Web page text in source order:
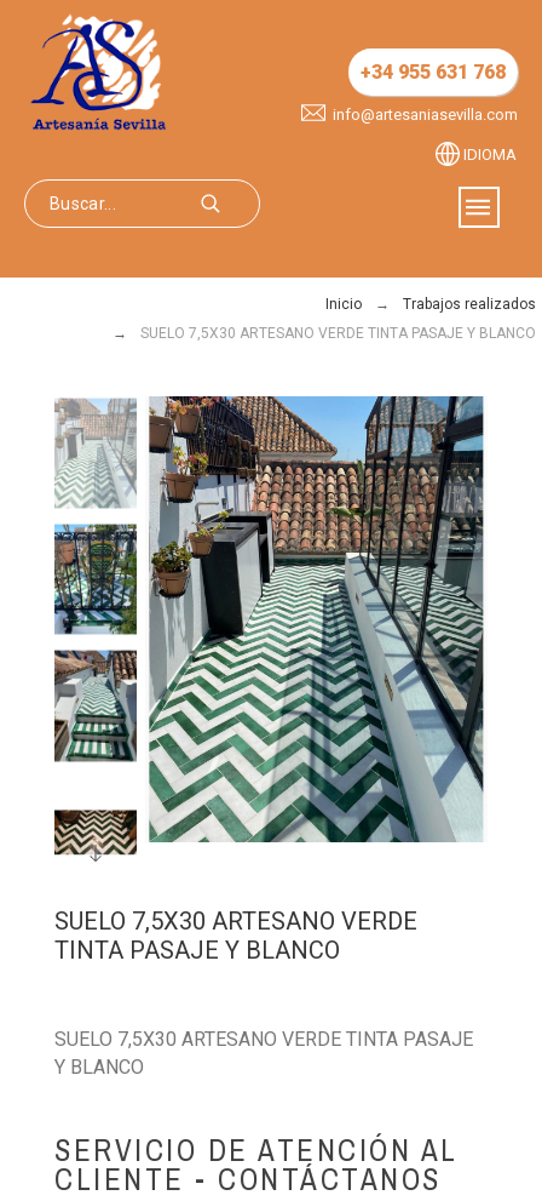
+34 955 631 768
info@artesaniasevilla.com
IDIOMA
Inicio
Trabajos realizados
SUELO 7,5X30 ARTESANO VERDE TINTA PASAJE Y BLANCO
SUELO 7,5X30 ARTESANO VERDE
TINTA PASAJE Y BLANCO
SUELO 7,5X30 ARTESANO VERDE TINTA PASAJE
Y BLANCO
SERVICIO DE ATENCIÓN AL
CLIENTE - CONTÁCTANOS